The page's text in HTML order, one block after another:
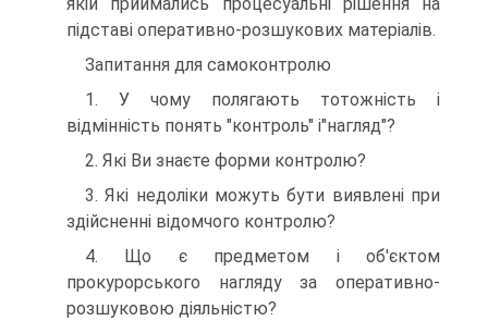
якій приймались процесуальні рішення на
підставі оперативно-розшукових матеріалів.
Запитання для самоконтролю
1. У чому полягають тотожність і
відмінність понять "контроль" і"нагляд"?
2. Які Ви знаєте форми контролю?
3. Які недоліки можуть бути виявлені при
здійсненні відомчого контролю?
4. Що є предметом і об'єктом
прокурорського нагляду за оперативно-
розшуковою діяльністю?